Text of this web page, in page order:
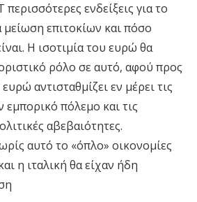
ενδείξεις για το
μείωση επιτοκίων και πόσο
Η ισοτιμία του ευρώ θα
ρόλο σε αυτό, αφού προς
αντισταθμίζει εν μέρει τις
εμπορικό πόλεμο και τις
αβεβαιότητες.
αυτό το «όπλο» οικονομίες
η ιταλική θα είχαν ήδη